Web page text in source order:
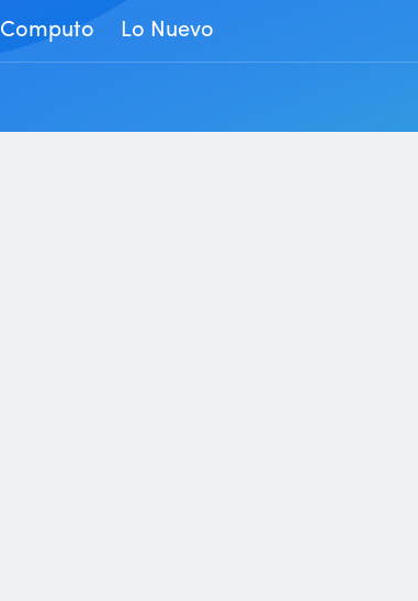
Computo Lo Nuevo
Home Products 512GB